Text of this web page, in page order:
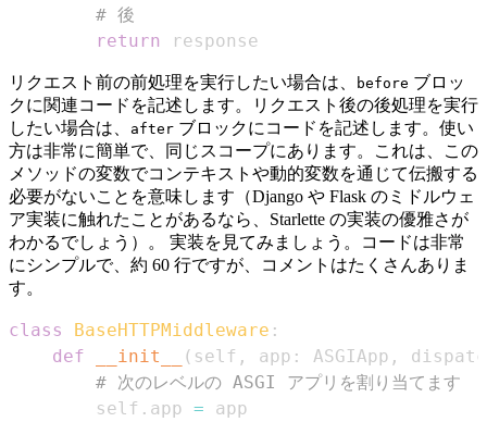
# 後
return
response
リクエスト前の前処理を実行したい場合は、 before ブロッ
クに関連コードを記述します。リクエスト後の後処理を実行
したい場合は、
after ブロックにコードを記述します。使い
方は非常に簡単で、同じスコープにあります。これは、この
メソッドの変数でコンテキストや動的変数を通じて伝搬する
必要がないことを意味します（Django や Flask のミドルウェ
ア実装に触れたことがあるなら、Starlette の実装の優雅さが
わかるでしょう）。 実装を見てみましょう。コードは非常
にシンプルで、約 60 行ですが、コメントはたくさんありま
す。
class BaseHTTPMiddleware :
def
__init__ ( self , app : ASGIApp ,
# 次のレベルの ASGI アプリを割り当てます
        self
. app =